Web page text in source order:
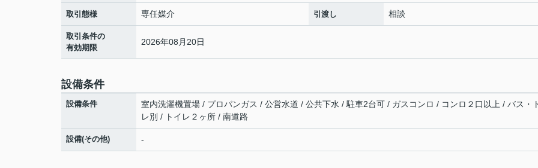
取引態様 専任媒介 引渡し 相談
取引条件の
有効期限
2026年08月20日
設備条件
設備条件
室内洗濯機置場 / プロパンガス / 公営水道 / 公共下水 / 駐車2台可 / ガスコンロ / コンロ２口以上 / バス・
レ別 / トイレ２ヶ所 / 南道路
設備(その他) -